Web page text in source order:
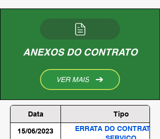
ANEXOS DO CONTRATO
VER MAIS
Data Tipo
15/06/2023
ERRATA DO CONTRATO